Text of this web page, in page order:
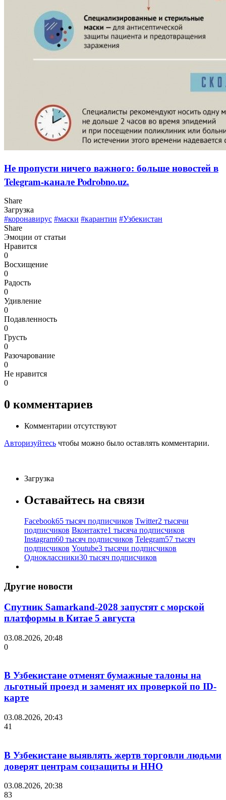
Не пропусти ничего важного: больше новостей в
Telegram-канале Podrobno.uz.
Share
Загрузка
#коронавирус #маски #карантин #Узбекистан
Share
Эмоции от статьи
Нравится
0
Восхищение
0
Радость
0
Удивление
0
Подавленность
0
Грусть
0
Разочарование
0
Не нравится
0
0 комментариев
Комментарии отсутствуют
Авторизуйтесь чтобы можно было оставлять комментарии.
Загрузка
Оставайтесь на связи
Facebook65 тысяч подписчиков Twitter2 тысячи
подписчиков Вконтакте1 тысяча подписчиков
Instagram60 тысяч подписчиков Telegram57 тысяч
подписчиков Youtube3 тысячи подписчиков
Одноклассники30 тысяч подписчиков
Другие новости
Спутник Samarkand-2028 запустят с морской
платформы в Китае 5 августа
03.08.2026, 20:48
0
В Узбекистане отменят бумажные талоны на
льготный проезд и заменят их проверкой по ID-
карте
03.08.2026, 20:43
41
В Узбекистане выявлять жертв торговли людьми
доверят центрам соцзащиты и ННО
03.08.2026, 20:38
83